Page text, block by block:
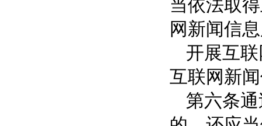
当依法取
网新闻信
开展互
互联网新
第六条